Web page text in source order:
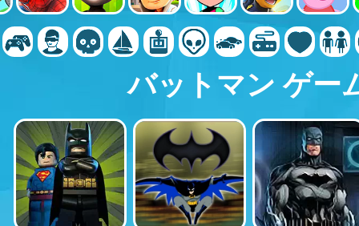
バットマン ゲー